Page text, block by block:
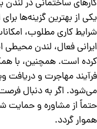
کارهای ساختمانی در
یکی از بهترین گزینه‌ها
شرایط کاری مطلوب،
ایرانی فعال، لندن محیطی
کرده است. همچنین، با
فرآیند مهاجرت و دریافت
می‌شود. اگر به دنبال
حتماً از مشاوره و حمایت
هموار گردد.